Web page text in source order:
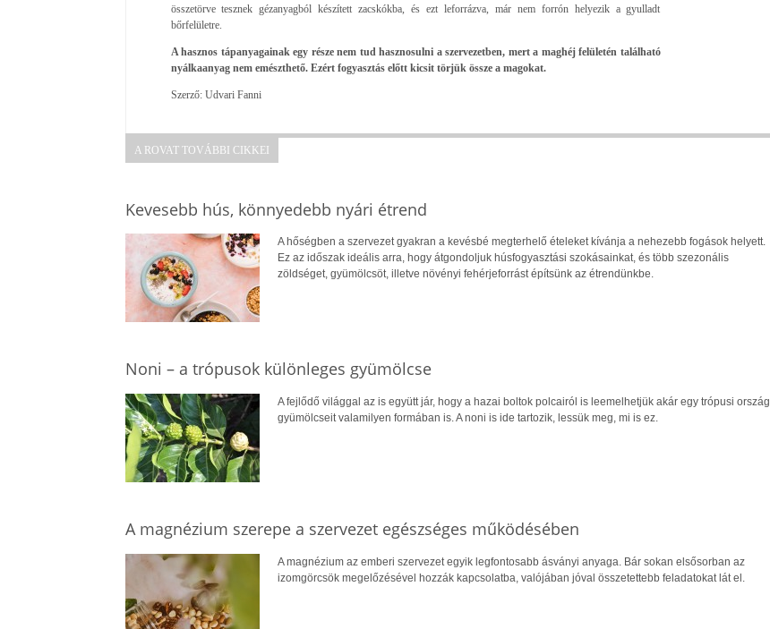
összetörve tesznek gézanyagból készített zacskókba, és ezt leforrázva, már nem forrón helyezik a gyulladt
bőrfelületre.
A hasznos tápanyagainak egy része nem tud hasznosulni a szervezetben, mert a maghéj felületén található
nyálkaanyag nem emészthető. Ezért fogyasztás előtt kicsit törjük össze a magokat.
Szerző: Udvari Fanni
A ROVAT TOVÁBBI CIKKEI
Kevesebb hús, könnyedebb nyári étrend
A hőségben a szervezet gyakran a kevésbé megterhelő ételeket kívánja a nehezebb fogások helyett.
Ez az időszak ideális arra, hogy átgondoljuk húsfogyasztási szokásainkat, és több szezonális
zöldséget, gyümölcsöt, illetve növényi fehérjeforrást építsünk az étrendünkbe.
Noni – a trópusok különleges gyümölcse
A fejlődő világgal az is együtt jár, hogy a hazai boltok polcairól is leemelhetjük akár egy trópusi ország
gyümölcseit valamilyen formában is. A noni is ide tartozik, lessük meg, mi is ez.
A magnézium szerepe a szervezet egészséges működésében
A magnézium az emberi szervezet egyik legfontosabb ásványi anyaga. Bár sokan elsősorban az
izomgörcsök megelőzésével hozzák kapcsolatba, valójában jóval összetettebb feladatokat lát el.